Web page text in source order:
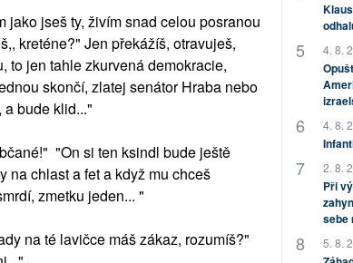
jseš ty, živím snad celou posranou
kreténe?" Jen překážíš, otravuješ,
to jen tahle zkurvená demokracie,
skončí, zlatej senátor Hraba nebo
bude klid..."
"On si ten ksindl bude ještě
na chlast a fet a když mu chceš
zmetku jeden... "
na té lavičce máš zákaz, rozumíš?"
4. 8.
4. 8.
2. 8.
Při
sebe
5. 8.